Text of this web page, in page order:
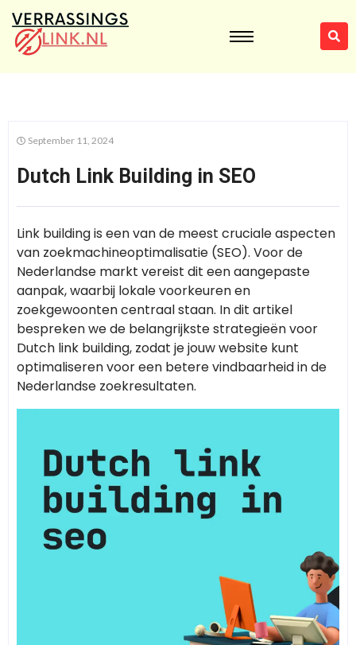
September 11, 2024
Dutch Link Building in SEO
Link building is een van de meest cruciale aspecten
van zoekmachineoptimalisatie (SEO). Voor de
Nederlandse markt vereist dit een aangepaste
aanpak, waarbij lokale voorkeuren en
zoekgewoonten centraal staan. In dit artikel
bespreken we de belangrijkste strategieën voor
Dutch link building, zodat je jouw website kunt
optimaliseren voor een betere vindbaarheid in de
Nederlandse zoekresultaten.